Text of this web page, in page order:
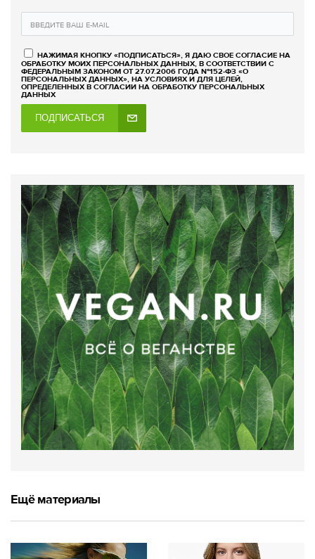
НАЖИМАЯ КНОПКУ «ПОДПИСАТЬСЯ», Я ДАЮ СВОЕ СОГЛАСИЕ НА
ОБРАБОТКУ МОИХ ПЕРСОНАЛЬНЫХ ДАННЫХ, В СООТВЕТСТВИИ С
ФЕДЕРАЛЬНЫМ ЗАКОНОМ ОТ 27.07.2006 ГОДА №152-ФЗ «О
ПЕРСОНАЛЬНЫХ ДАННЫХ», НА УСЛОВИЯХ И ДЛЯ ЦЕЛЕЙ,
ОПРЕДЕЛЕННЫХ В СОГЛАСИИ НА ОБРАБОТКУ ПЕРСОНАЛЬНЫХ
ДАННЫХ
ПОДПИСАТЬСЯ
Ещё материалы